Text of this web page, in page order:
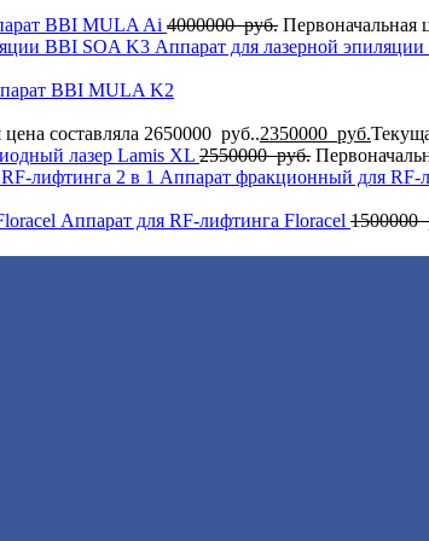
BBI MULA Ai 4000000руб. Первоначальная
Аппарат для лазерной
BBI MULA K2
составляла 2650000 руб..2350000 руб.
лазер Lamis XL 2550000руб.
Аппарат фракционный для RF-
Аппарат для RF-лифтинга Flоrасеl 1500000